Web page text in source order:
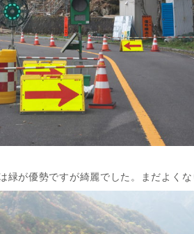
が優勢ですが綺麗でした。まだよくな